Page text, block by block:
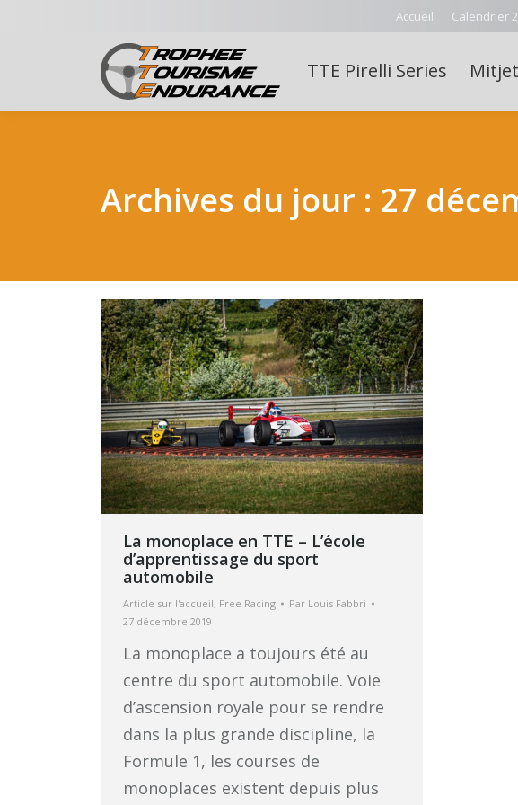
Accueil Calendrier
TTE Pirelli Series Mitjet
Archives du jour : 27
La monoplace en TTE – L’école
d’apprentissage du sport
automobile
Article sur l'accueil, Free Racing Par Louis Fabbri
27 décembre 2019
La monoplace a toujours été au
centre du sport automobile. Voie
d’ascension royale pour se rendre
dans la plus grande discipline, la
Formule 1, les courses de
monoplaces existent depuis plus